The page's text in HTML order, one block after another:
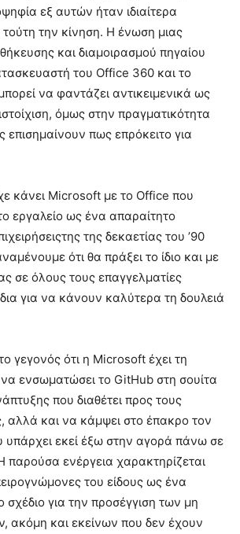
εξ αυτών ήταν ιδιαίτερα
τούτη την κίνηση. Η ένωση μιας
και διαμοιρασμού πηγαίου
του Office 360 ​​και το
να φαντάζει αντικειμενικά ως
όμως στην πραγματικότητα
επισημαίνουν πως επρόκειτο για
κάνει Microsoft με το Office που
εργαλείο ως ένα απαραίτητο
της δεκαετίας του ’90
ότι θα πράξει το ίδιο και με
σε όλους τους επαγγελματίες
για να κάνουν καλύτερα τη δουλειά
γεγονός ότι η Microsoft έχει τη
ενσωματώσει το GitHub στη σουίτα
που διαθέτει προς τους
αλλά και να κάμψει στο έπακρο τον
υπάρχει εκεί έξω στην αγορά πάνω σε
παρούσα ενέργεια χαρακτηρίζεται
του είδους ως ένα
σχέδιο για την προσέγγιση των μη
ακόμη και εκείνων που δεν έχουν